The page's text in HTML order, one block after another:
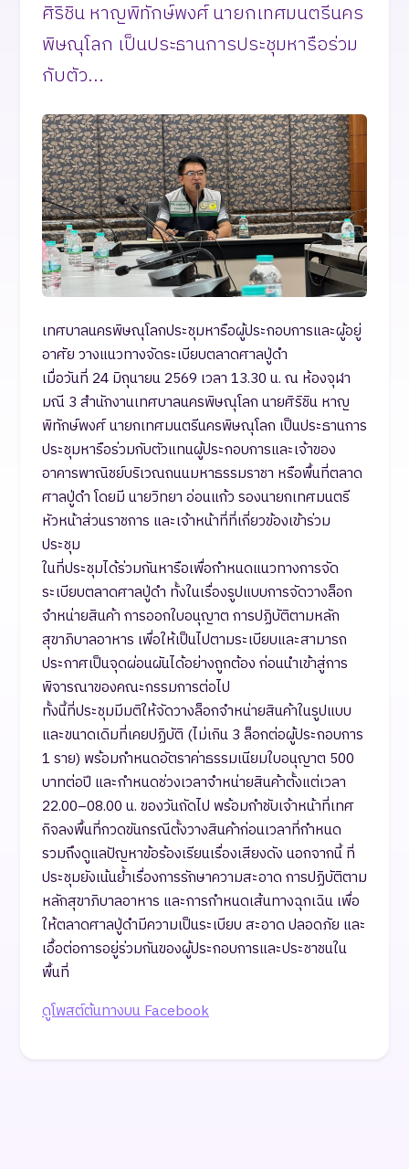
ศิริชิน หาญพิทักษ์พงศ์ นายกเทศมนตรีนคร
พิษณุโลก เป็นประธานการประชุมหารือร่วม
กับตัว...
เทศบาลนครพิษณุโลกประชุมหารือผู้ประกอบการและผู้อยู่
อาศัย วางแนวทางจัดระเบียบตลาดศาลปู่ดำ
เมื่อวันที่ 24 มิถุนายน 2569 เวลา 13.30 น. ณ ห้องจุฬา
มณี 3 สำนักงานเทศบาลนครพิษณุโลก นายศิริชิน หาญ
พิทักษ์พงศ์ นายกเทศมนตรีนครพิษณุโลก เป็นประธานการ
ประชุมหารือร่วมกับตัวแทนผู้ประกอบการและเจ้าของ
อาคารพาณิชย์บริเวณถนนมหาธรรมราชา หรือพื้นที่ตลาด
ศาลปู่ดำ โดยมี นายวิทยา อ่อนแก้ว รองนายกเทศมนตรี
หัวหน้าส่วนราชการ และเจ้าหน้าที่ที่เกี่ยวข้องเข้าร่วม
ประชุม
ในที่ประชุมได้ร่วมกันหารือเพื่อกำหนดแนวทางการจัด
ระเบียบตลาดศาลปู่ดำ ทั้งในเรื่องรูปแบบการจัดวางล็อก
จำหน่ายสินค้า การออกใบอนุญาต การปฏิบัติตามหลัก
สุขาภิบาลอาหาร เพื่อให้เป็นไปตามระเบียบและสามารถ
ประกาศเป็นจุดผ่อนผันได้อย่างถูกต้อง ก่อนนำเข้าสู่การ
พิจารณาของคณะกรรมการต่อไป
ทั้งนี้ที่ประชุมมีมติให้จัดวางล็อกจำหน่ายสินค้าในรูปแบบ
และขนาดเดิมที่เคยปฏิบัติ (ไม่เกิน 3 ล็อกต่อผู้ประกอบการ
1 ราย) พร้อมกำหนดอัตราค่าธรรมเนียมใบอนุญาต 500
บาทต่อปี และกำหนดช่วงเวลาจำหน่ายสินค้าตั้งแต่เวลา
22.00–08.00 น. ของวันถัดไป พร้อมกำชับเจ้าหน้าที่เทศ
กิจลงพื้นที่กวดขันกรณีตั้งวางสินค้าก่อนเวลาที่กำหนด
รวมถึงดูแลปัญหาข้อร้องเรียนเรื่องเสียงดัง นอกจากนี้ ที่
ประชุมยังเน้นย้ำเรื่องการรักษาความสะอาด การปฏิบัติตาม
หลักสุขาภิบาลอาหาร และการกำหนดเส้นทางฉุกเฉิน เพื่อ
ให้ตลาดศาลปู่ดำมีความเป็นระเบียบ สะอาด ปลอดภัย และ
เอื้อต่อการอยู่ร่วมกันของผู้ประกอบการและประชาชนใน
พื้นที่
ดูโพสต์ต้นทางบน Facebook